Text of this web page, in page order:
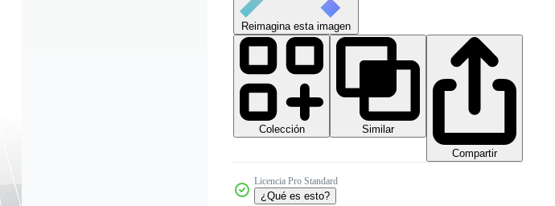
Reimagina esta imagen
Colección
Similar
Compartir
Licencia Pro Standard
¿Qué es esto?